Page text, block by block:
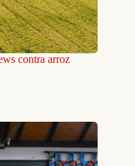
contra arroz